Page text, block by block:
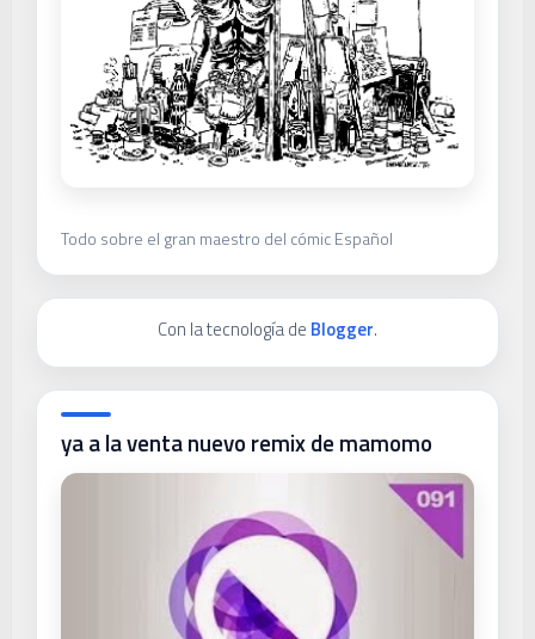
Todo sobre el gran maestro del cómic Español
Con la tecnología de Blogger.
ya a la venta nuevo remix de mamomo